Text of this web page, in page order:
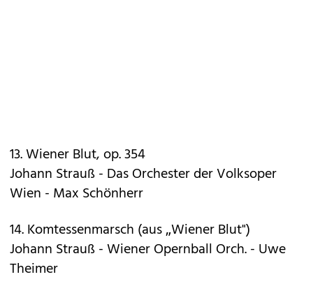
13. Wiener Blut, op. 354
Johann Strauß - Das Orchester der Volksoper
Wien - Max Schönherr
14. Komtessenmarsch (aus „Wiener Blut")
Johann Strauß - Wiener Opernball Orch. - Uwe
Theimer